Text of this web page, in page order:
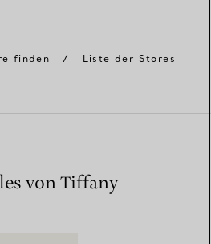
finden / Liste der Stores
von Tiffany